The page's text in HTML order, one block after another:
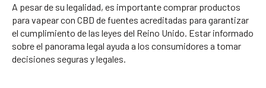
A pesar de su legalidad, es importante comprar productos
para vapear con CBD de fuentes acreditadas para garantizar
el cumplimiento de las leyes del Reino Unido. Estar informado
sobre el panorama legal ayuda a los consumidores a tomar
decisiones seguras y legales.